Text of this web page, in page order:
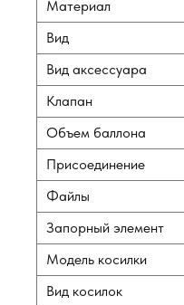
Материал
Вид
Вид аксессуара
Клапан
Объем баллона
Присоединение
Файлы
Запорный элемент
Модель косилки
Вид косилок